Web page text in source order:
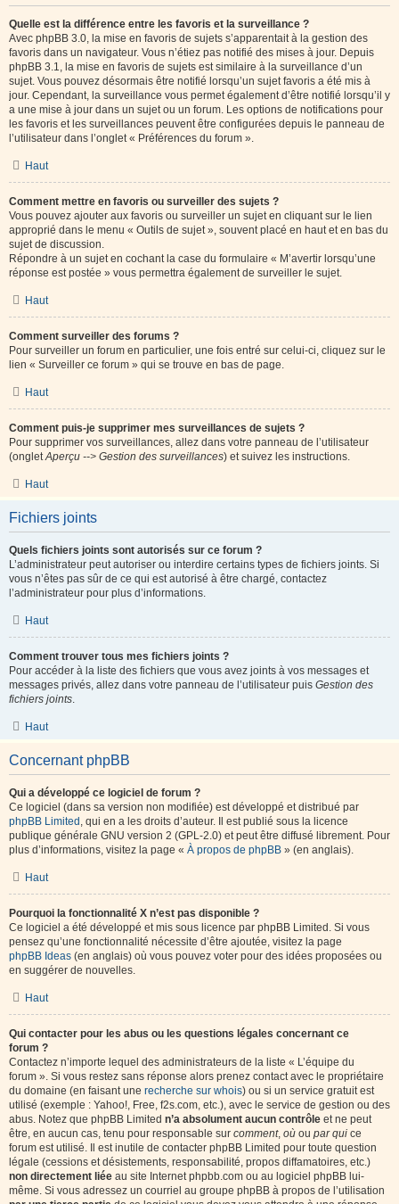
Quelle est la différence entre les favoris et la surveillance ?
Avec phpBB 3.0, la mise en favoris de sujets s’apparentait à la gestion des
favoris dans un navigateur. Vous n’étiez pas notifié des mises à jour. Depuis
phpBB 3.1, la mise en favoris de sujets est similaire à la surveillance d’un
sujet. Vous pouvez désormais être notifié lorsqu’un sujet favoris a été mis à
jour. Cependant, la surveillance vous permet également d’être notifié lorsqu’il y
a une mise à jour dans un sujet ou un forum. Les options de notifications pour
les favoris et les surveillances peuvent être configurées depuis le panneau de
l’utilisateur dans l’onglet « Préférences du forum ».
Haut
Comment mettre en favoris ou surveiller des sujets ?
Vous pouvez ajouter aux favoris ou surveiller un sujet en cliquant sur le lien
approprié dans le menu « Outils de sujet », souvent placé en haut et en bas du
sujet de discussion.
Répondre à un sujet en cochant la case du formulaire « M’avertir lorsqu’une
réponse est postée » vous permettra également de surveiller le sujet.
Haut
Comment surveiller des forums ?
Pour surveiller un forum en particulier, une fois entré sur celui-ci, cliquez sur le
lien « Surveiller ce forum » qui se trouve en bas de page.
Haut
Comment puis-je supprimer mes surveillances de sujets ?
Pour supprimer vos surveillances, allez dans votre panneau de l’utilisateur
(ongletAperçu --> Gestion des surveillances) et suivez les instructions.
Haut
Fichiers joints
Quels fichiers joints sont autorisés sur ce forum ?
L’administrateur peut autoriser ou interdire certains types de fichiers joints. Si
vous n’êtes pas sûr de ce qui est autorisé à être chargé, contactez
l’administrateur pour plus d’informations.
Haut
Comment trouver tous mes fichiers joints ?
Pour accéder à la liste des fichiers que vous avez joints à vos messages et
messages privés, allez dans votre panneau de l’utilisateur puis Gestion des
fichiers joints.
Haut
Concernant phpBB
Qui a développé ce logiciel de forum ?
Ce logiciel (dans sa version non modifiée) est développé et distribué par
phpBB Limited , qui en a les droits d’auteur. Il est publié sous la licence
publique générale GNU version 2 (GPL-2.0) et peut être diffusé librement. Pour
plus d’informations, visitez la page « À propos de phpBB » (en anglais).
Haut
Pourquoi la fonctionnalité X n’est pas disponible ?
Ce logiciel a été développé et mis sous licence par phpBB Limited. Si vous
pensez qu’une fonctionnalité nécessite d’être ajoutée, visitez la page
phpBB Ideas (en anglais) où vous pouvez voter pour des idées proposées ou
en suggérer de nouvelles.
Haut
Qui contacter pour les abus ou les questions légales concernant ce
forum ?
Contactez n’importe lequel des administrateurs de la liste « L’équipe du
forum ». Si vous restez sans réponse alors prenez contact avec le propriétaire
du domaine (en faisant une recherche sur whois) ou si un service gratuit est
utilisé (exemple : Yahoo!, Free, f2s.com, etc.), avec le service de gestion ou des
abus. Notez que phpBB Limited n’a absolument aucun contrôle et ne peut
être, en aucun cas, tenu pour responsable sur comment, où ou par qui ce
forum est utilisé. Il est inutile de contacter phpBB Limited pour toute question
légale (cessions et désistements, responsabilité, propos diffamatoires, etc.)
non directement liée au site Internet phpbb.com ou au logiciel phpBB lui-
même. Si vous adressez un courriel au groupe phpBB à propos de l’utilisation